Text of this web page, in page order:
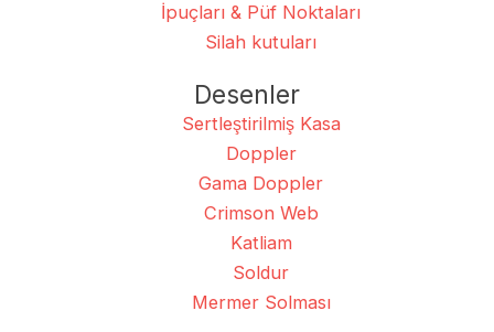
İpuçları & Püf Noktaları
Silah kutuları
Desenler
Sertleştirilmiş Kasa
Doppler
Gama Doppler
Crimson Web
Katliam
Soldur
Mermer Solması